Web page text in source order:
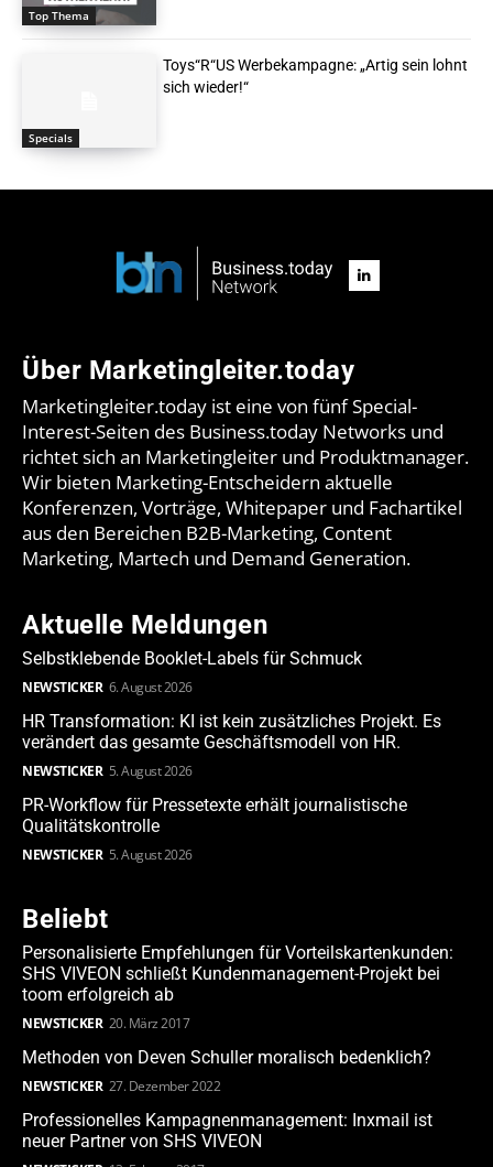
Top Thema
Specials
Toys“R“US Werbekampagne: „Artig sein lohnt
sich wieder!“
Über Marketingleiter.today
Marketingleiter.today ist eine von fünf Special-
Interest-Seiten des Business.today Networks und
richtet sich an Marketingleiter und Produktmanager.
Wir bieten Marketing-Entscheidern aktuelle
Konferenzen, Vorträge, Whitepaper und Fachartikel
aus den Bereichen B2B-Marketing, Content
Marketing, Martech und Demand Generation.
Aktuelle Meldungen
Selbstklebende Booklet-Labels für Schmuck
NEWSTICKER 6. August 2026
HR Transformation: KI ist kein zusätzliches Projekt. Es
verändert das gesamte Geschäftsmodell von HR.
NEWSTICKER 5. August 2026
PR-Workflow für Pressetexte erhält journalistische
Qualitätskontrolle
NEWSTICKER 5. August 2026
Beliebt
Personalisierte Empfehlungen für Vorteilskartenkunden:
SHS VIVEON schließt Kundenmanagement-Projekt bei
toom erfolgreich ab
NEWSTICKER 20. März 2017
Methoden von Deven Schuller moralisch bedenklich?
NEWSTICKER 27. Dezember 2022
Professionelles Kampagnenmanagement: Inxmail ist
neuer Partner von SHS VIVEON